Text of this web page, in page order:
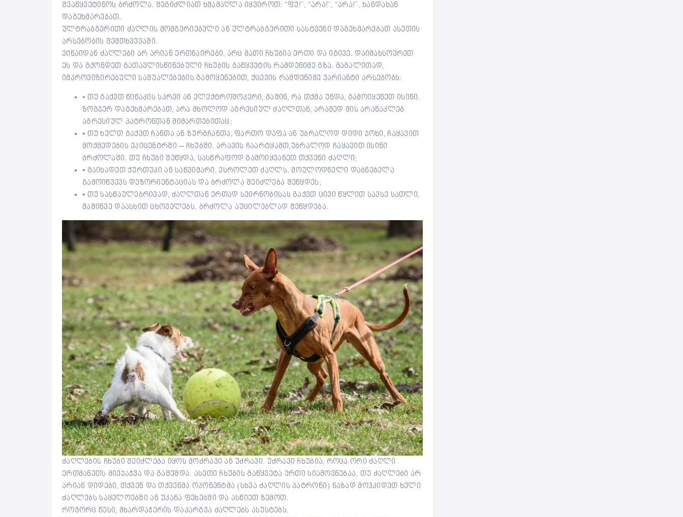
შეაწყვეტინოს ბრძოლა. შეგიძლიათ ხმამაღლა იყვიროთ: “ფუ!”, “არა!”, “არა!”. ხანდახან
დაგეხმარებათ.
ულტრაბგერითი ძაღლის მომგერიებელი ან ულტრაბგერითი სასტვენი დაგეხმარებათ ასეთის
არსებობის შემთხვევაში.
ვინაიდან ძაღლები არ არიან ერთნაირები, არც მათი ჩხუბია ერთი და იგივე. დაიმახსოვრეთ
ეს და გქონდეთ გათავლისწინებული ჩხუბის გაწყვეტის რამდენიმე გზა. მაგალითად,
იმპროვიზირებული საშუალებების გამოყენებით, ქცევის რამდენიმე ვარიანტი არსებობს:
⦁ თუ გაქვთ წიწაკის სპრეი ან ელექტროშოკერი, მაშინ, რა თქმა უნდა, გამოიყენეთ ისინი.
ზოგჯერ დაგეხმარებათ, არა მხოლოდ აგრესიულ ძაღლთან, არამედ მის არანაკლებ
აგრესიულ პატრონთან მიმართებითაც;
⦁ თუ ხელთ გაქვთ ჩანთა ან ზურგჩანთა, ფართო დაფა ან უბრალოდ დიდი ჯოხი, ჩაყავით
მოქმედების ეპიცენტრში – ჩხუბში. არავის ჩაარტყამთ,უბრალოდ ჩაყავით ისინი
ბრძოლაში. თუ ჩხუბი შეწყდა, სასწრაფოდ გამოიყვანეთ თქვენი ძაღლი;
⦁ გაიხადეთ ქურთუკი ან საწვიმარი, ესროლეთ ძაღლს. მოულოდნელი დაბნებელა
გამოიწვევს დეზორიენტაციას და ბრძოლა შეიძლება შეწყდეს;
⦁ თუ სასწაულებრივად, ძაღლთან ერთად სეირნობისას გაქვთ ცივი წყლით სავსე სათლი,
მაშინვე დაასხით ცხოველებს. ბრძოლა აუცილებლად შეწყდება.
ძაღლების ჩხუბი შეიძლება იყოს მოძრავი ან უძრავი. უძრავი ჩხუბია, როცა ორი ძაღლი
ერთმანეთს მიეჯაჭვა და გაშეშდა. ასეთი ჩხუბის გაწყვეტა ერთი სიამოვნებაა. თუ ძაღლები არ
არიან დიდები, თქვენ და თქვენმა ოპონენტმა (სხვა ძაღლის პატრონი) ნაზად მოჰკიდეთ ხელი
ძაღლებს საყელოებში ან უკანა ფეხებში და ასწიეთ ზემოთ.
როგორც წესი, მხარდაჭერის დაკარგვა ძაღლებს ასუსტებს.